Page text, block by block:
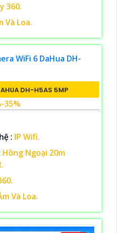
360.
Và Loa.
DH-H5AS 5MP
35%
: IP Wifi.
Hồng Ngoại 20m
Và Loa.